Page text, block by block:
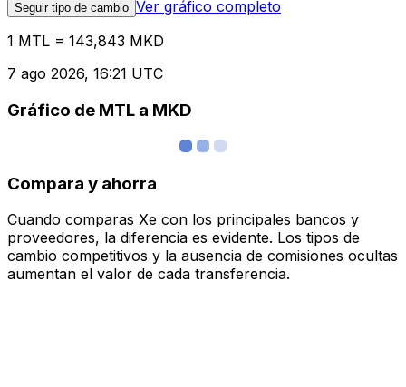
Seguir tipo de cambio Ver gráfico completo
1 MTL = 143,843 MKD
7 ago 2026, 16:21 UTC
Gráfico de MTL a MKD
Compara y ahorra
Cuando comparas Xe con los principales bancos y
proveedores, la diferencia es evidente. Los tipos de
cambio competitivos y la ausencia de comisiones ocultas
aumentan el valor de cada transferencia.